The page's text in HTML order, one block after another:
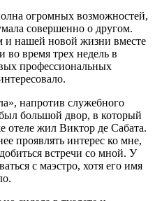
огромных возможностей,
совершенно о другом.
и нашей новой жизни вместе
во время трех недель в
профессиональных
напротив служебного
большой двор, в который
отеле жил Виктор де Сабата.
проявлять интерес ко мне,
встречи со мной. У
с маэстро, хотя его имя